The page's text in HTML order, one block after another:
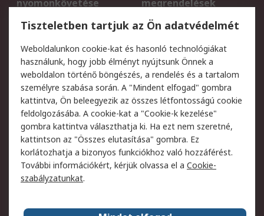
nyomonkövetése
megrendelések
Regisztráció
Szállítás
Termékvisszaküldés
Szolgáltatások
Jogi
Adatvédelmi
szabályzat
Az RS értékesítési
feltételei
Cookie szabályzat
Email biztonság
Webhelyre vonatkozó
feltételek
Weboldal felhasználói
szabályzata
Tiszteletben tartjuk az Ön adatvédelmét
Weboldalunkon cookie-kat és hasonló technológiákat
használunk, hogy jobb élményt nyújtsunk Önnek a
weboldalon történő böngészés, a rendelés és a tartalom
személyre szabása során. A "Mindent elfogad" gombra
kattintva, Ön beleegyezik az összes létfontosságú cookie
feldolgozásába. A cookie-kat a "Cookie-k kezelése"
gombra kattintva választhatja ki. Ha ezt nem szeretné,
kattintson az "Összes elutasítása" gombra. Ez
korlátozhatja a bizonyos funkciókhoz való hozzáférést.
További információkért, kérjük olvassa el a Cookie-
szabályzatunkat.